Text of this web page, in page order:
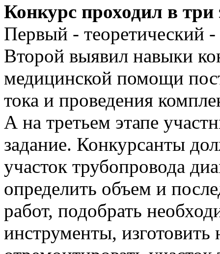
Конкурс проходил в три
Первый - теоретический
Второй выявил навыки
медицинской помощи
тока и проведения
А на третьем этапе
задание. Конкурсанты
участок трубопровода
определить объем и
работ, подобрать
инструменты,